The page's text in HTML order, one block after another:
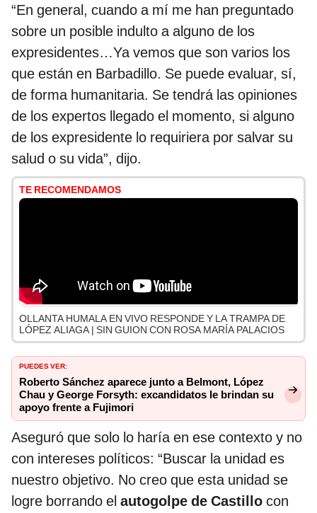
“En general, cuando a mí me han preguntado
sobre un posible indulto a alguno de los
expresidentes…Ya vemos que son varios los
que están en Barbadillo. Se puede evaluar, sí,
de forma humanitaria. Se tendrá las opiniones
de los expertos llegado el momento, si alguno
de los expresidente lo requiriera por salvar su
salud o su vida”, dijo.
TE RECOMENDAMOS
OLLANTA HUMALA EN VIVO RESPONDE Y LA TRAMPA DE
LÓPEZ ALIAGA | SIN GUION CON ROSA MARÍA PALACIOS
PUEDES VER:
Roberto Sánchez aparece junto a Belmont, López
Chau y George Forsyth: excandidatos le brindan su
apoyo frente a Fujimori
Aseguró que solo lo haría en ese contexto y no
con intereses políticos: “Buscar la unidad es
nuestro objetivo. No creo que esta unidad se
logre borrando el autogolpe de Castillo con